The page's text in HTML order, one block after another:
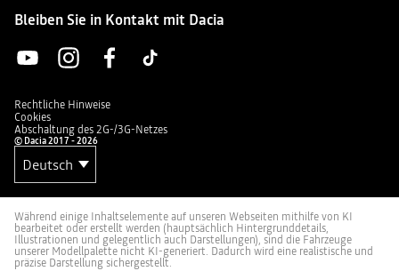
Bleiben Sie in Kontakt mit Dacia
Rechtliche Hinweise
Cookies
Abschaltung des 2G-/3G-Netzes
© Dacia 2017 - 2026
Während einige Inhaltselemente auf unseren Webseiten mithilfe von KI
bearbeitet oder erstellt werden (hauptsächlich Hintergrunddetails,
Illustrationen und gelegentlich auch Darstellungen), sind die Fahrzeuge
unserer Modellpalette nicht KI-generiert. Dadurch wird eine realistische und
präzise Darstellung sichergestellt.